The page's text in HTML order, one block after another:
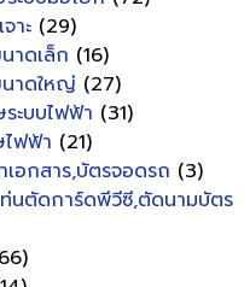
าะ (29)
นาดเล็ก (16)
นาดใหญ่ (27)
ระบบไฟฟ้า (31)
ไฟฟ้า (21)
เอกสาร,บัตรจอดรถ (3)
นตัดการ์ดพีวีซี,ตัดนามบัตร